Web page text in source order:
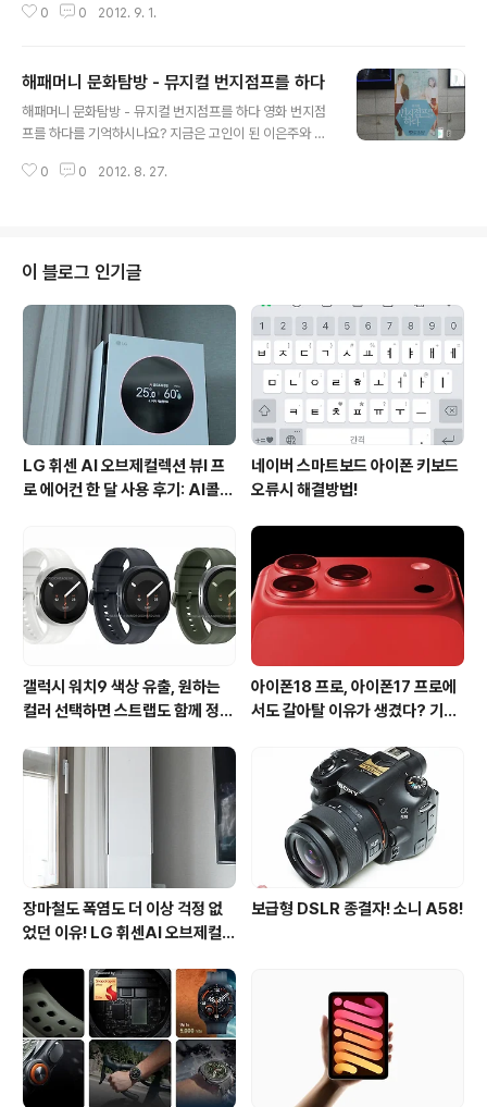
3~4개씩 새로운 스마트폰으로 자주 바꾸는데요. 2~3년
인도 마음에 들지만, iOS의 안정성을 더 좋아하는데요. 새
로운 스마트폰들이 출시한다는 소식에 제가 사용하는 아이
폰4S에 새 옷! 새로운 케이스를 씌워봤습니다. 이번에 장
Breathe2 인데요. 제가 아이폰 케이스를 선택할 때 가장
0 0 2012. 9. 1.
해패머니 문화탐방 - 뮤지컬 번지점프를 하다
해패머니 문화탐방 - 뮤지컬 번지점프를 하다 영화 번지점
프를 하다를 기억하시나요? 지금은 고인이 된 이은주와 이
가 뮤지컬로 새롭게 재 탄생을 했습니다. 오늘은 만두몽이
lue Square) 에서 진행중입니다. 지하철과 연결되어 있어
서 밖으로 나가지 않고, 바로 로비랑 통하는 통로가 있으니
화살표 방향을 따라가시면 됩니다. 웅장한 삼성 블루스퀘
어(Blue Square)의 삼성카드홀에서 뮤지컬 번지점프를
하다를 공연중인데요, 일단 티켓부스는 바깥쪽의 맨 오른
쪽에 위치해 있습니다. 티..
0 0 2012. 8. 27.
이 블로그 인기글
LG 휘센 AI 오브제컬렉션 뷰I 프
로 에어컨 한 달 사용 후기: AI콜드
네이버 스마트보드 아이폰 키보드
오류시 해결방법!
갤럭시 워치9 색상 유출, 원하는
컬러 선택하면 스트랩도 함께 정해
아이폰18 프로, 아이폰17 프로에
서도 갈아탈 이유가 생겼다? 기대
장마철도 폭염도 더 이상 걱정 없
었던 이유! LG 휘센AI 오브제컬렉
사용 후기
보급형 DSLR 종결자! 소니 A58!